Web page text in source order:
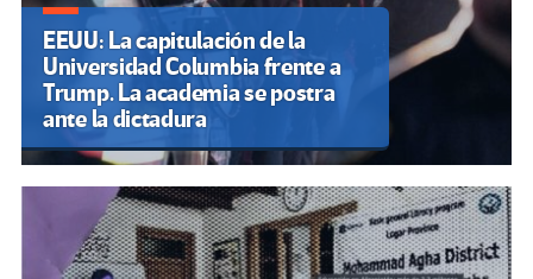
EEUU: La capitulación de la
Universidad Columbia frente a
Trump. La academia se postra
ante la dictadura